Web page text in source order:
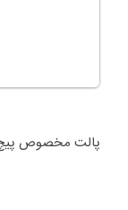
پالت مخصوص پیچ